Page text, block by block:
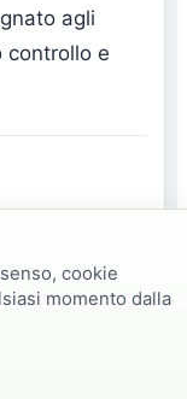
agli
controllo e
di questo sito nasce
di intelligenza
in parte ottimizzata
cookie
momento dalla